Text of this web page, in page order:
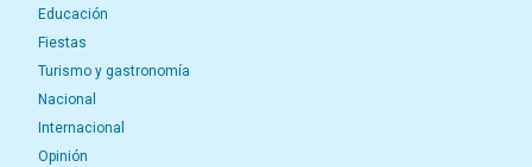
Educación
Fiestas
Turismo y gastronomía
Nacional
Internacional
Opinión